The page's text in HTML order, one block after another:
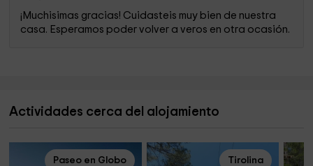
¡Muchisimas gracias! Cuidasteis muy bien de nuestra
casa. Esperamos poder volver a veros en otra ocasión.
Actividades cerca del alojamiento
Paseo en Globo Tirolina